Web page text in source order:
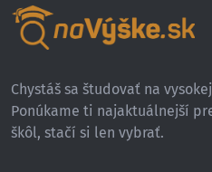
Chystáš sa študovať na
Ponúkame ti najaktuálnejší
škôl, stačí si len vybrať.